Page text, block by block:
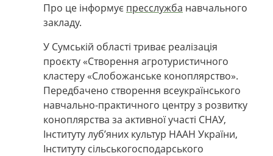
Про це інформує пресслужба навчального
закладу.
У Сумській області триває реалізація
проєкту «Створення агротуристичного
кластеру «Слобожанське коноплярство».
Передбачено створення всеукраїнського
навчально-практичного центру з розвитку
коноплярства за активної участі СНАУ,
Інституту луб’яних культур НААН України,
Інституту сільськогосподарського